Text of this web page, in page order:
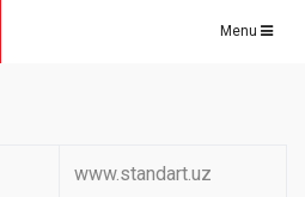
Menu
www.standart.uz